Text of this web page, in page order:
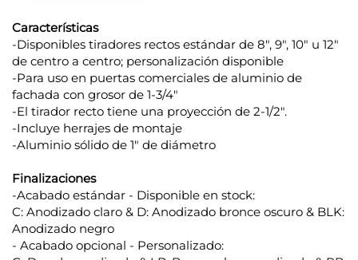
Características
-Disponibles tiradores rectos estándar de 8", 9", 10" u 12"
de centro a centro; personalización disponible
-Para uso en puertas comerciales de aluminio de
fachada con grosor de 1-3/4"
-El tirador recto tiene una proyección de 2-1/2".
-Incluye herrajes de montaje
-Aluminio sólido de 1" de diámetro
Finalizaciones
-Acabado estándar - Disponible en stock:
C: Anodizado claro & D: Anodizado bronce oscuro & BLK:
Anodizado negro
- Acabado opcional - Personalizado: